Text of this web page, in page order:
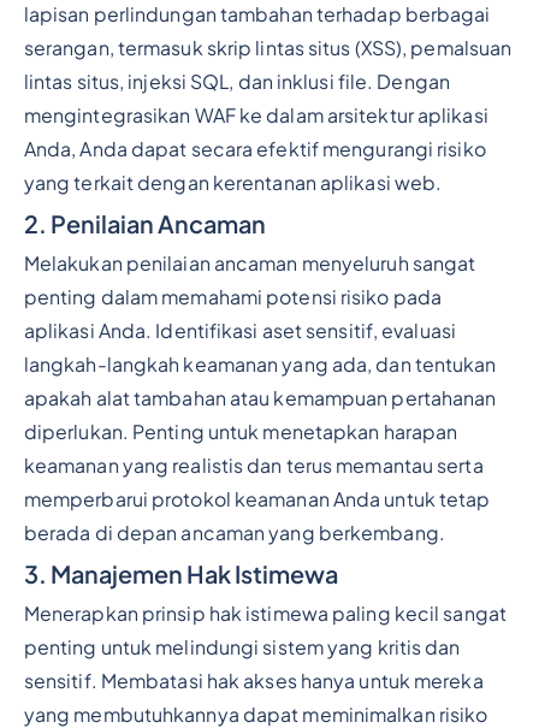
lapisan perlindungan tambahan terhadap berbagai
serangan, termasuk skrip lintas situs (XSS), pemalsuan
lintas situs, injeksi SQL, dan inklusi file. Dengan
mengintegrasikan WAF ke dalam arsitektur aplikasi
Anda, Anda dapat secara efektif mengurangi risiko
yang terkait dengan kerentanan aplikasi web.
2. Penilaian Ancaman
Melakukan penilaian ancaman menyeluruh sangat
penting dalam memahami potensi risiko pada
aplikasi Anda. Identifikasi aset sensitif, evaluasi
langkah-langkah keamanan yang ada, dan tentukan
apakah alat tambahan atau kemampuan pertahanan
diperlukan. Penting untuk menetapkan harapan
keamanan yang realistis dan terus memantau serta
memperbarui protokol keamanan Anda untuk tetap
berada di depan ancaman yang berkembang.
3. Manajemen Hak Istimewa
Menerapkan prinsip hak istimewa paling kecil sangat
penting untuk melindungi sistem yang kritis dan
sensitif. Membatasi hak akses hanya untuk mereka
yang membutuhkannya dapat meminimalkan risiko